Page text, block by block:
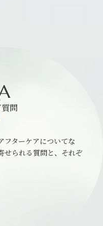
問
フターケアについてな
せられる質問と、それぞ